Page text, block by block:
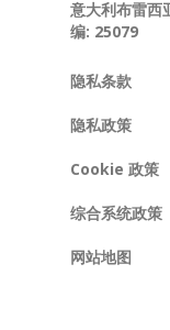
意大利布雷
编: 25079
隐私条款
隐私政策
Cookie 政策
综合系统政策
网站地图